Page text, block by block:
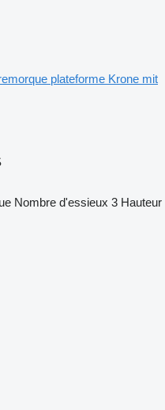
plateforme Krone mit
Nombre d'essieux 3 Hauteur